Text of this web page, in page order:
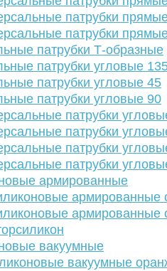
патрубки
патрубки
патрубки Т-образные
патрубки угловые
патрубки угловые 45
патрубки угловые 90
патрубки
патрубки
патрубки
патрубки
армированные
армированные
армированные
вакуумные
вакуумные